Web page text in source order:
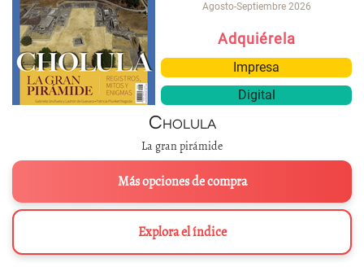
Agosto-Septiembre 2026
Adquiérela
Impresa
Digital
Cholula
La gran pirámide
Más opciones de compra
Explora el índice